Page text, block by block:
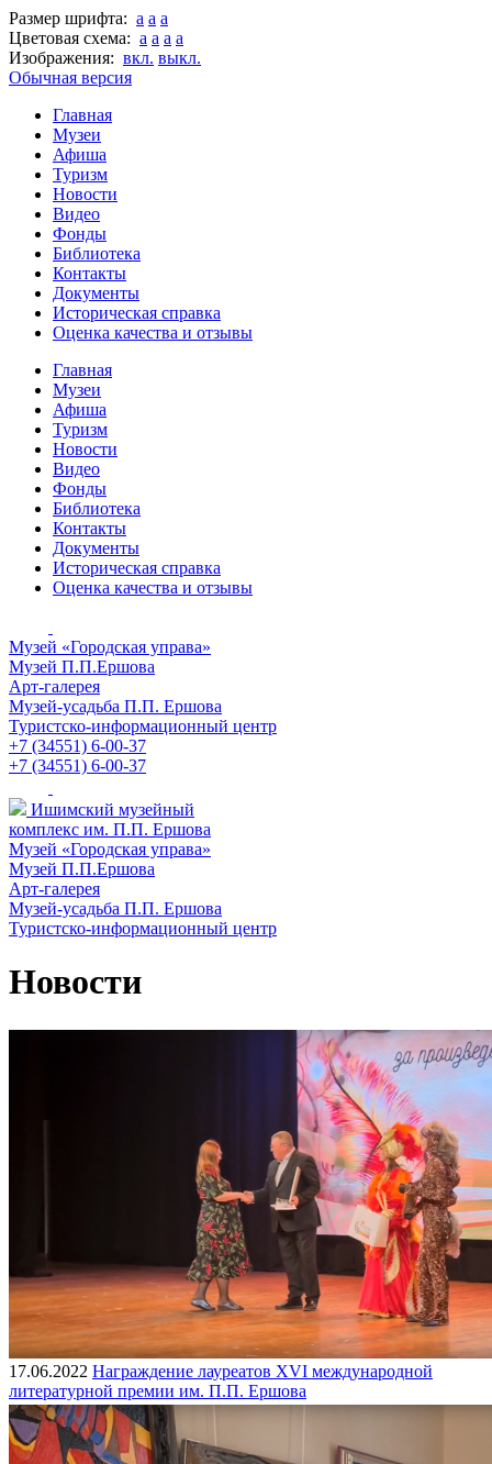
Размер шрифта: a a a
Цветовая схема: a a a a
Изображения: вкл. выкл.
Обычная версия
Главная
Музеи
Афиша
Туризм
Новости
Видео
Фонды
Библиотека
Контакты
Документы
Историческая справка
Оценка качества и отзывы
Главная
Музеи
Афиша
Туризм
Новости
Видео
Фонды
Библиотека
Контакты
Документы
Историческая справка
Оценка качества и отзывы
Музей «Городская управа»
Музей П.П.Ершова
Арт-галерея
Музей-усадьба П.П. Ершова
Туристско-информационный центр
+7 (34551) 6-00-37
+7 (34551) 6-00-37
Ишимский музейный
комплекс им. П.П. Ершова
Музей «Городская управа»
Музей П.П.Ершова
Арт-галерея
Музей-усадьба П.П. Ершова
Туристско-информационный центр
Новости
17.06.2022 Награждение лауреатов XVI международной
литературной премии им. П.П. Ершова